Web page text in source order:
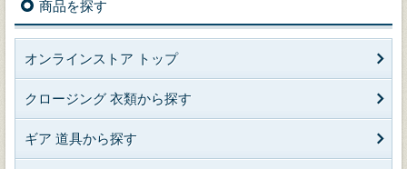
商品を探す
オンラインストア トップ
クロージング 衣類から探す
ギア 道具から探す